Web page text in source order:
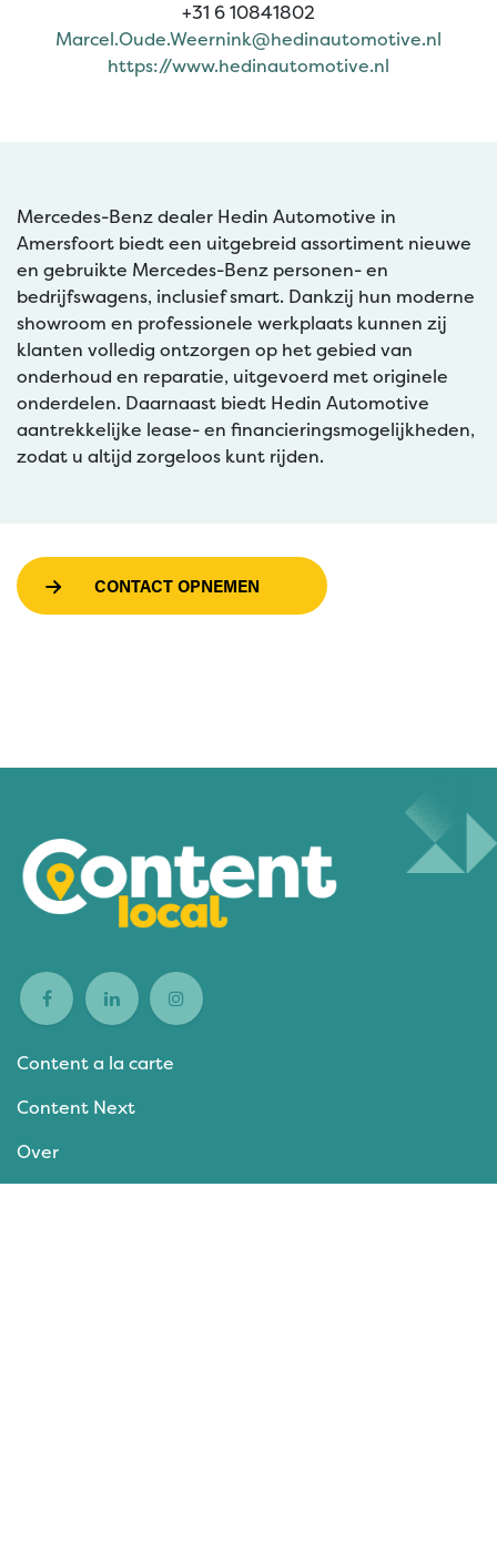
+31 6 10841802
Marcel.Oude.Weernink@hedinautomotive.nl
https://www.hedinautomotive.nl
Mercedes-Benz dealer Hedin Automotive in
Amersfoort biedt een uitgebreid assortiment nieuwe
en gebruikte Mercedes-Benz personen- en
bedrijfswagens, inclusief smart. Dankzij hun moderne
showroom en professionele werkplaats kunnen zij
klanten volledig ontzorgen op het gebied van
onderhoud en reparatie, uitgevoerd met originele
onderdelen. Daarnaast biedt Hedin Automotive
aantrekkelijke lease- en financieringsmogelijkheden,
zodat u altijd zorgeloos kunt rijden.
CONTACT OPNEMEN
Content a la carte
Content Next
Over